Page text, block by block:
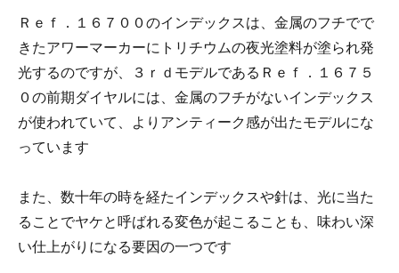
Ｒｅｆ．１６７００のインデックスは、金属のフチでで
きたアワーマーカーにトリチウムの夜光塗料が塗られ発
光するのですが、３ｒｄモデルであるＲｅｆ．１６７５
０の前期ダイヤルには、金属のフチがないインデックス
が使われていて、よりアンティーク感が出たモデルにな
っています
また、数十年の時を経たインデックスや針は、光に当た
ることでヤケと呼ばれる変色が起こることも、味わい深
い仕上がりになる要因の一つです